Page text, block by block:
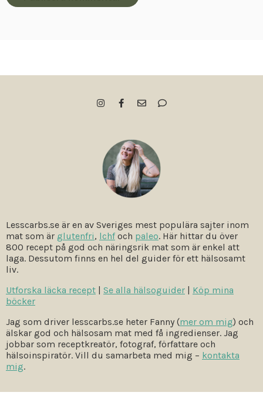
Lesscarbs.se är en av Sveriges mest populära sajter inom
mat som är glutenfri, lchfoch paleo. Här hittar du över
800 recept på god och näringsrik mat som är enkel att
laga. Dessutom finns en hel del guider för ett hälsosamt
liv.
Utforska läcka recept
Se alla hälsoguider
Köp mina
böcker
Jag som driver lesscarbs.se heter Fanny (mer om mig) och
älskar god och hälsosam mat med få ingredienser. Jag
jobbar som receptkreatör, fotograf, författare och
hälsoinspiratör. Vill du samarbeta med mig – kontakta
mig.